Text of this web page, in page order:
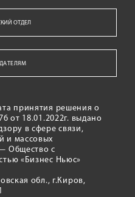
ОТДЕЛ
принятия решения о
от 18.01.2022г. выдано
в сфере связи,
и массовых
Общество с
«Бизнес Ньюс»
обл., г.Киров,